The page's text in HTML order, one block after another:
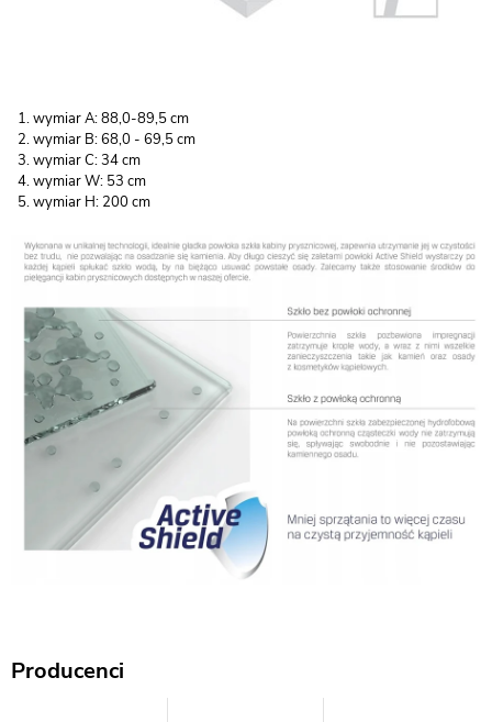
wymiar A: 88,0-89,5 cm
wymiar B: 68,0 - 69,5 cm
wymiar C: 34 cm
wymiar W: 53 cm
wymiar H: 200 cm
Producenci